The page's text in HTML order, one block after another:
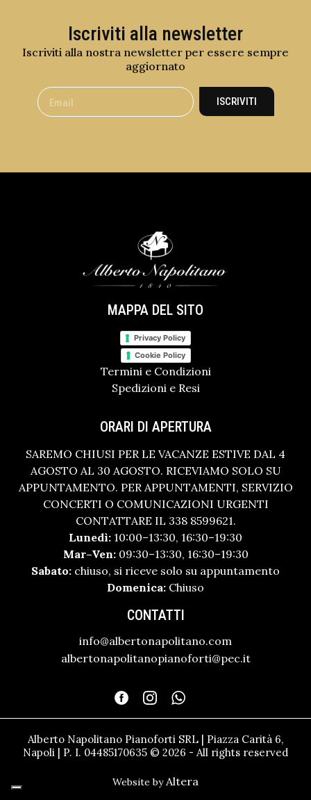
Iscriviti alla newsletter
Iscriviti alla nostra newsletter per essere sempre
aggiornato
ISCRIVITI
MAPPA DEL SITO
Privacy Policy
Cookie Policy
Termini e Condizioni
Spedizioni e Resi
ORARI DI APERTURA
SAREMO CHIUSI PER LE VACANZE ESTIVE DAL 4
AGOSTO AL 30 AGOSTO. RICEVIAMO SOLO SU
APPUNTAMENTO. PER APPUNTAMENTI, SERVIZIO
CONCERTI O COMUNICAZIONI URGENTI
CONTATTARE IL 338 8599621.
Lunedì: 10:00–13:30, 16:30–19:30
Mar–Ven:09:30–13:30, 16:30–19:30
Sabato: chiuso, si riceve solo su appuntamento
Domenica: Chiuso
CONTATTI
info@albertonapolitano.com
albertonapolitanopianoforti@pec.it
Alberto Napolitano Pianoforti SRL | Piazza Carità 6,
Napoli | P. I. 04485170635 © 2026 - All rights reserved
Website by Altera